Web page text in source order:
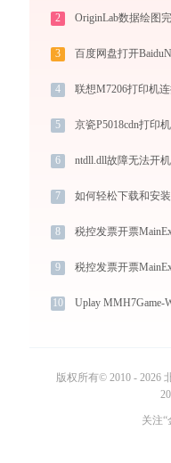
2 OriginLab数据绘图
3
4 联想M7206打印机
5
6 ntdll.dll故障无法开
7
8
9
10
版权所有© 2010 - 2026
关注